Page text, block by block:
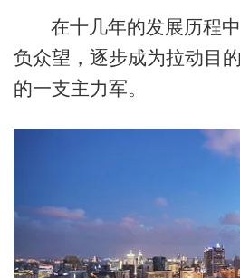
在十几年的发展历程
负众望，逐步成为拉动目
的一支主力军。